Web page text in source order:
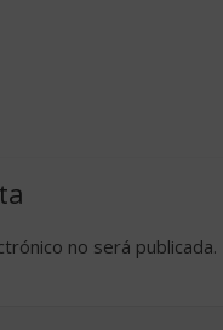
no será publicada.